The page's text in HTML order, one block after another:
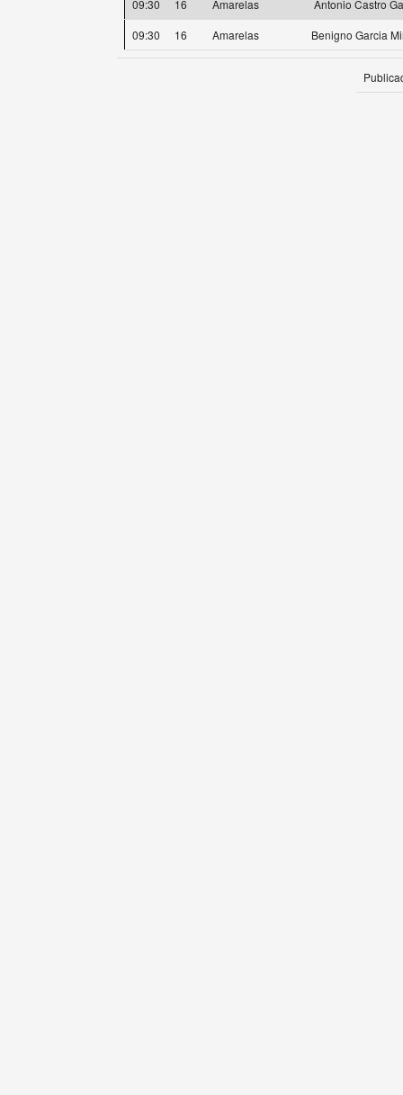
09:30 16 Amarelas
Antonio Castro
09:30
16 Amarelas Benigno Garcia